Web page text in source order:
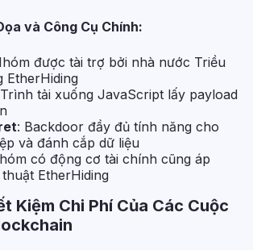
và Công Cụ Chính:
được tài trợ bởi nhà nước Triều
EtherHiding
tải xuống JavaScript lấy payload
: Backdoor đầy đủ tính năng cho
và đánh cắp dữ liệu
có động cơ tài chính cũng áp
EtherHiding
Kiệm Chi Phí Của Các Cuộc